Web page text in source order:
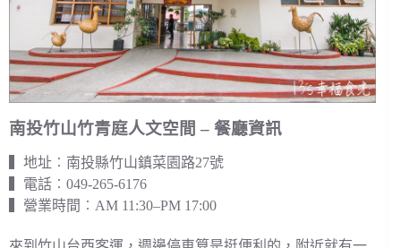
南投竹山竹青庭人文空間 – 餐廳資訊
▍地址︰南投縣竹山鎮菜園路27號
▍電話︰049-265-6176
▍營業時間︰AM 11:30–PM 17:00